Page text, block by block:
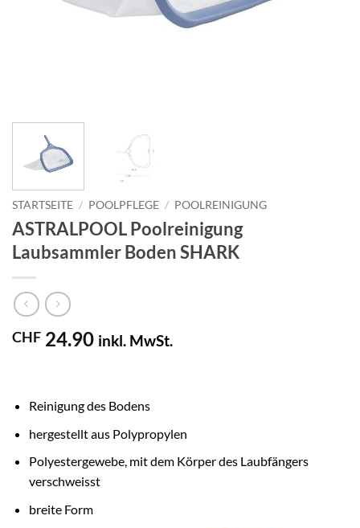
STARTSEITE / POOLPFLEGE / POOLREINIGUNG
ASTRALPOOL Poolreinigung
Laubsammler Boden SHARK
CHF 24.90 inkl. MwSt.
Reinigung des Bodens
hergestellt aus Polypropylen
Polyestergewebe, mit dem Körper des Laubfängers
verschweisst
breite Form